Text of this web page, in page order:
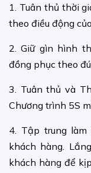
1. Tuân thủ thời
theo điều động
2. Giữ gìn hình
đồng phục theo
3. Tuân thủ và
Chương trình 5S
4. Tập trung
khách hàng.
khách hàng để